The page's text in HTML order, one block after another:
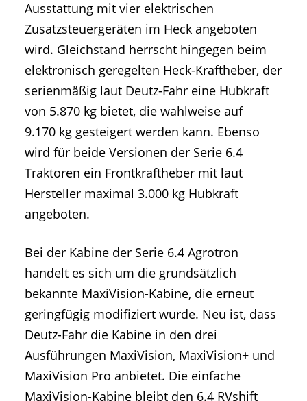
Ausstattung mit vier elektrischen
Zusatzsteuergeräten im Heck angeboten
wird. Gleichstand herrscht hingegen beim
elektronisch geregelten Heck-Kraftheber, der
serienmäßig laut Deutz-Fahr eine Hubkraft
von 5.870 kg bietet, die wahlweise auf
9.170 kg gesteigert werden kann. Ebenso
wird für beide Versionen der Serie 6.4
Traktoren ein Frontkraftheber mit laut
Hersteller maximal 3.000 kg Hubkraft
angeboten.
Bei der Kabine der Serie 6.4 Agrotron
handelt es sich um die grundsätzlich
bekannte MaxiVision-Kabine, die erneut
geringfügig modifiziert wurde. Neu ist, dass
Deutz-Fahr die Kabine in den drei
Ausführungen MaxiVision, MaxiVision+ und
MaxiVision Pro anbietet. Die einfache
MaxiVision-Kabine bleibt den 6.4 RVshift